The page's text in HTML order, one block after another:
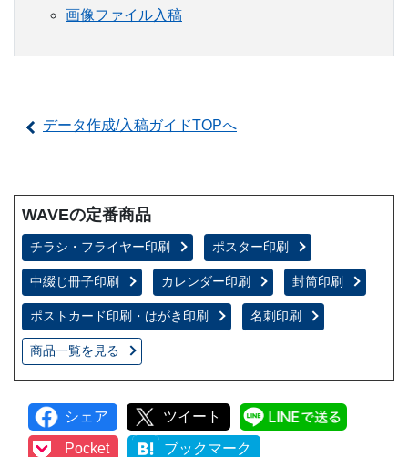
画像ファイル入稿
データ作成/入稿ガイドTOPへ
WAVEの定番商品
チラシ・フライヤー印刷 ポスター印刷
中綴じ冊子印刷 カレンダー印刷 封筒印刷
ポストカード印刷・はがき印刷 名刺印刷
商品一覧を見る
シェア ツイート
Pocket ブックマーク